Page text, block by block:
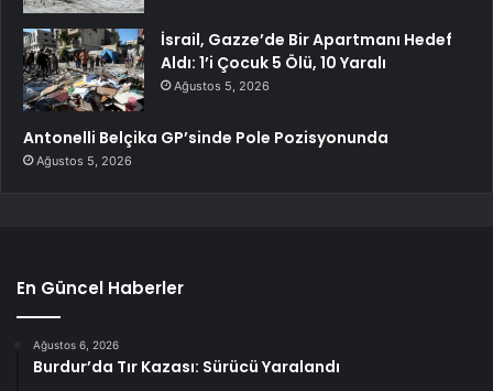
İsrail, Gazze’de Bir Apartmanı Hedef
Aldı: 1’i Çocuk 5 Ölü, 10 Yaralı
Ağustos 5, 2026
Antonelli Belçika GP’sinde Pole Pozisyonunda
Ağustos 5, 2026
En Güncel Haberler
Ağustos 6, 2026
Burdur’da Tır Kazası: Sürücü Yaralandı